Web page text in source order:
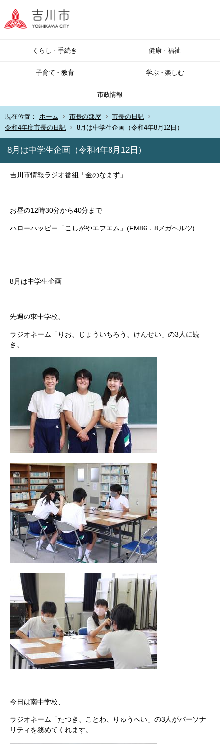
くらし・手続き 健康・福祉
子育て・教育 学ぶ・楽しむ
市政情報
現在位置： ホーム 市長の部屋
市長の日記
令和4年度市長の日記
8月は中学生企画（令和4年8月12日）
8月は中学生企画（令和4年8月12日）
吉川市情報ラジオ番組「金のなまず」
お昼の12時30分から40分まで
ハローハッピー「こしがやエフエム」(FM86．8メガヘルツ)
8月は中学生企画
先週の東中学校、
ラジオネーム「りお、じょういちろう、けんせい」の3人に続
き、
今日は南中学校、
ラジオネーム「たつき、ことわ、りゅうへい」の3人がパーソナ
リティを務めてくれます。